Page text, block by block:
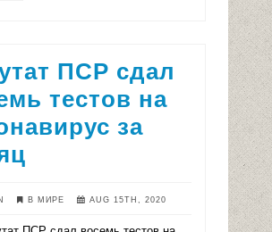
ПСР сдал
тестов на
за
В МИРЕ AUG 15TH, 2020